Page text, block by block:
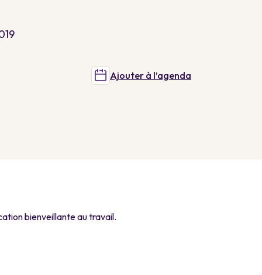
Ajouter à l’agenda
bienveillante au travail.